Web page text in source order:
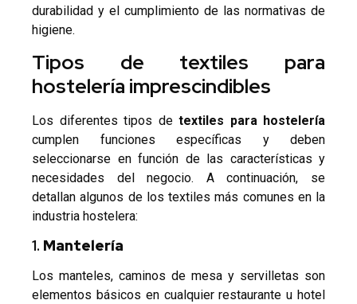
durabilidad y el cumplimiento de las normativas de
higiene.
Tipos de textiles para
hostelería imprescindibles
Los diferentes tipos de textiles para hostelería
cumplen funciones específicas y deben
seleccionarse en función de las características y
necesidades del negocio. A continuación, se
detallan algunos de los textiles más comunes en la
industria hostelera:
1. Mantelería
Los manteles, caminos de mesa y servilletas son
elementos básicos en cualquier restaurante u hotel